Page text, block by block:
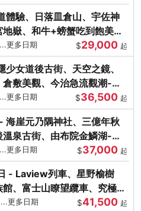
體驗、日落皿倉山、宇佐神
嶽、和牛+螃蟹吃到飽美
更多日期 $29,000 起
女道後古街、天空之鏡、
敷美觀、今治急流觀潮-台
更多日期 $36,500 起
海崖元乃隅神社、三億年秋
泉古街、由布院金鱗湖-台
更多日期 $37,000 起
- Laview列車、星野榆樹
、富士山瞭望纜車、究極海
更多日期 $41,500 起